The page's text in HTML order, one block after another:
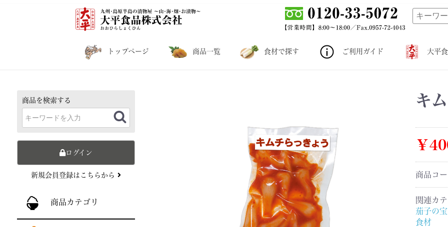
トップページ 商品一覧 食材で探す ご利用ガイド 大平
商品を検索する
ログイン
新規会員登録はこちらから
商品カテゴリ
キ
￥
商品コ
関連カ
茄子の
食材